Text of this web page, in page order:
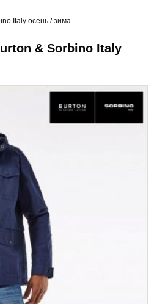
Italy осень / зима
& Sorbino Italy